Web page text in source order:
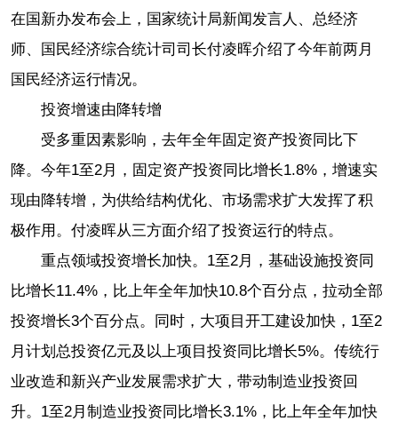
在国新办发布会上，国家统计局新闻发言人、总经济
师、国民经济综合统计司司长付凌晖介绍了今年前两月
国民经济运行情况。
投资增速由降转增
受多重因素影响，去年全年固定资产投资同比下
降。今年1至2月，固定资产投资同比增长1.8%，增速实
现由降转增，为供给结构优化、市场需求扩大发挥了积
极作用。付凌晖从三方面介绍了投资运行的特点。
重点领域投资增长加快。1至2月，基础设施投资同
比增长11.4%，比上年全年加快10.8个百分点，拉动全部
投资增长3个百分点。同时，大项目开工建设加快，1至2
月计划总投资亿元及以上项目投资同比增长5%。传统行
业改造和新兴产业发展需求扩大，带动制造业投资回
升。1至2月制造业投资同比增长3.1%，比上年全年加快